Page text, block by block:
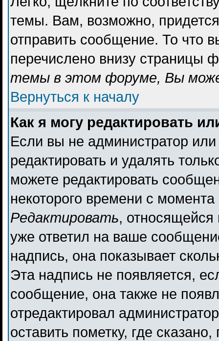
темы. Вам, возможно,
отправить сообщение. То что
перечислено внизу страницы
темы в этом форуме, Вы
Вернуться к началу
Как я могу редактировать
Если вы не администратор
редактировать и удалять
можете редактировать
некоторого времени с
Редактировать,
уже ответил на ваше
надпись, она показывает
Эта надпись не появляется,
сообщение, она также не
отредактировал
оставить пометку, где